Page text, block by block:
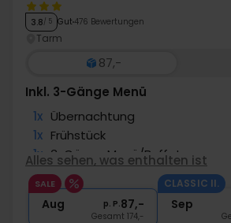
3.8/ 5 Gut 476 Bewertungen
Tarm
87,-
Inkl. 3-Gänge Menü
1x Übernachtung
1x Frühstück
1x 3-Gänge Menü/Buffet
2x Gläser Wein zum Essen
∞ Gratis Internet
Alles sehen, was enthalten ist
SALE
Aug p. P.87,-
Gesamt 174,-
CLASSIC II.
Sep